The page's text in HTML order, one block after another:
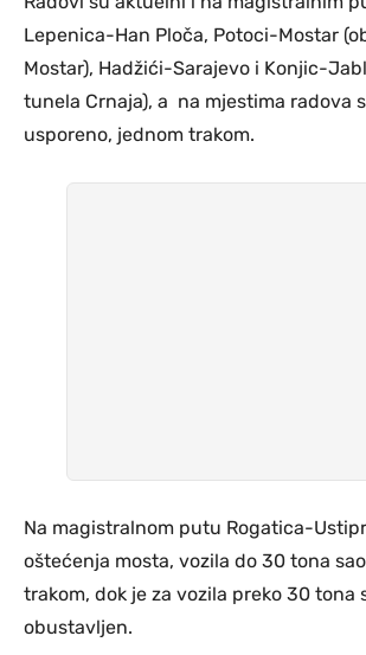
Lepenica-Han Ploča, Potoci-Mostar
Mostar), Hadžići-Sarajevo i Konjic-
tunela Crnaja), a na mjestima radova
usporeno, jednom trakom.
Na magistralnom putu Rogatica-
oštećenja mosta, vozila do 30 tona
trakom, dok je za vozila preko 30 tona
obustavljen.